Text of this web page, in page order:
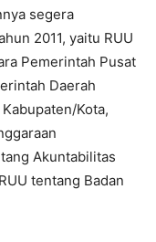
segera
2011, yaitu RUU
Pemerintah Pusat
Daerah
Kota,
Akuntabilitas
tentang Badan